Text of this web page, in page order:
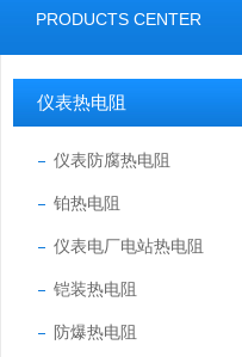
PRODUCTS CENTER
仪表热电阻
仪表防腐热电阻
铂热电阻
仪表电厂电站热电阻
铠装热电阻
防爆热电阻